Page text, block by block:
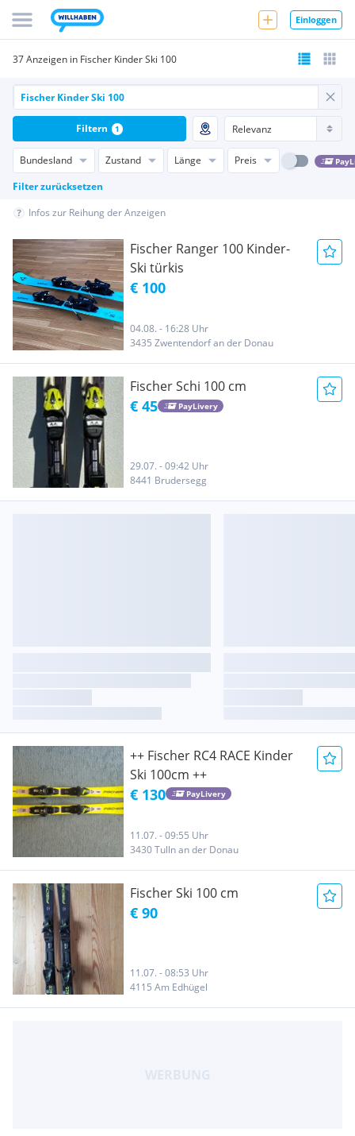
Einloggen
37 Anzeigen in Fischer Kinder Ski 100
Bundesland Zustand Länge Preis
Filter zurücksetzen
Filtern 1
Infos zur Reihung der Anzeigen
Fischer Ranger 100 Kinder-
Ski türkis
€ 100
04.08. - 16:28 Uhr
3435 Zwentendorf an der Donau
Fischer Schi 100 cm
€ 45 PayLivery
29.07. - 09:42 Uhr
8441 Brudersegg
++ Fischer RC4 RACE Kinder
Ski 100cm ++
€ 130 PayLivery
11.07. - 09:55 Uhr
3430 Tulln an der Donau
Fischer Ski 100 cm
€ 90
11.07. - 08:53 Uhr
4115 Am Edhügel